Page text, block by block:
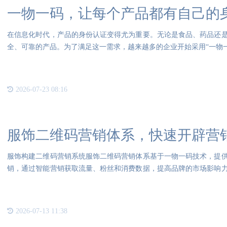
一物一码，让每个产品都有自己的
在信息化时代，产品的身份认证变得尤为重要。无论是食品、药品还
全、可靠的产品。为了满足这一需求，越来越多的企业开始采用“一
2026-07-23 08:16
服饰二维码营销体系，快速开辟营
服饰构建二维码营销系统服饰二维码营销体系基于一物一码技术，提
销，通过智能营销获取流量、粉丝和消费数据，提高品牌的市场影响
2026-07-13 11:38